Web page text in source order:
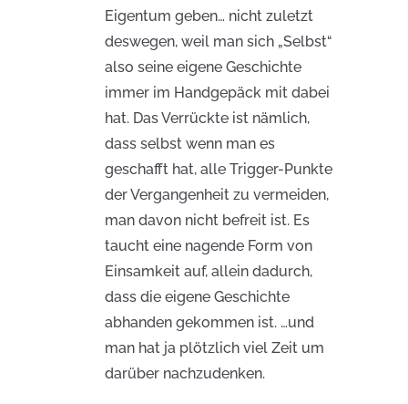
Eigentum geben… nicht zuletzt
deswegen, weil man sich „Selbst“
also seine eigene Geschichte
immer im Handgepäck mit dabei
hat. Das Verrückte ist nämlich,
dass selbst wenn man es
geschafft hat, alle Trigger-Punkte
der Vergangenheit zu vermeiden,
man davon nicht befreit ist. Es
taucht eine nagende Form von
Einsamkeit auf, allein dadurch,
dass die eigene Geschichte
abhanden gekommen ist. …und
man hat ja plötzlich viel Zeit um
darüber nachzudenken.